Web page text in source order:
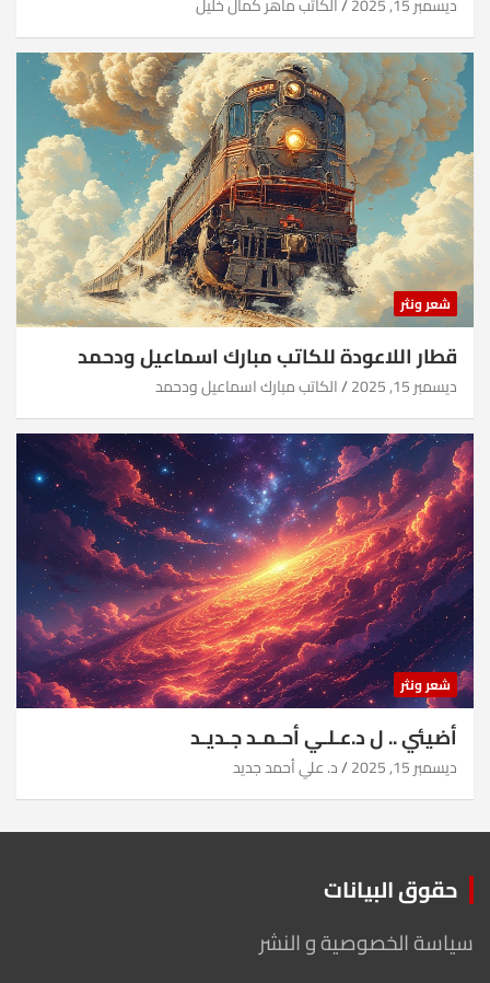
ديسمبر 15, 2025 الكاتب ماهر كمال خليل
شعر ونثر
قطار اللاعودة للكاتب مبارك اسماعيل ودحمد
ديسمبر 15, 2025 الكاتب مبارك اسماعيل ودحمد
شعر ونثر
أضيئي .. ل د.عـلـي أحـمـد جـديـد
ديسمبر 15, 2025 د. علي أحمد جديد
حقوق البيانات
سياسة الخصوصية و النشر